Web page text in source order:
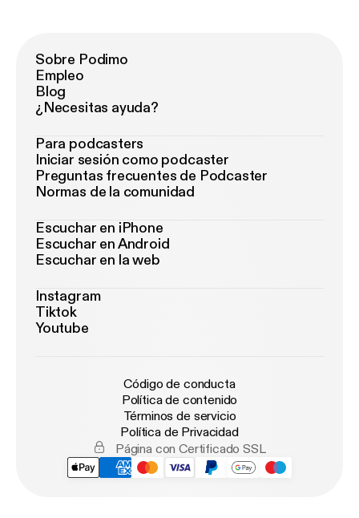
Sobre Podimo
Empleo
Blog
¿Necesitas ayuda?
Para podcasters
Iniciar sesión como podcaster
Preguntas frecuentes de Podcaster
Normas de la comunidad
Escuchar en iPhone
Escuchar en Android
Escuchar en la web
Instagram
Tiktok
Youtube
Código de conducta
Política de contenido
Términos de servicio
Política de Privacidad
Página con Certificado SSL